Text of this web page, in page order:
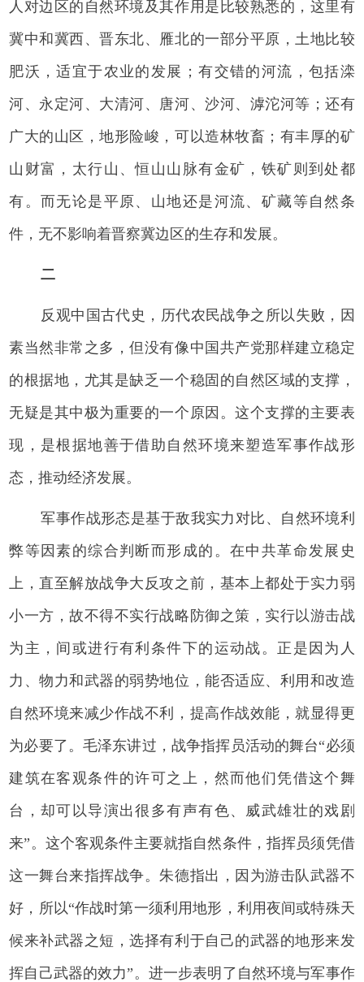
人对边区的自然环境及其作用是比较熟悉的，这里有
冀中和冀西、晋东北、雁北的一部分平原，土地比较
肥沃，适宜于农业的发展；有交错的河流，包括滦
河、永定河、大清河、唐河、沙河、滹沱河等；还有
广大的山区，地形险峻，可以造林牧畜；有丰厚的矿
山财富，太行山、恒山山脉有金矿，铁矿则到处都
有。而无论是平原、山地还是河流、矿藏等自然条
件，无不影响着晋察冀边区的生存和发展。
二
反观中国古代史，历代农民战争之所以失败，因
素当然非常之多，但没有像中国共产党那样建立稳定
的根据地，尤其是缺乏一个稳固的自然区域的支撑，
无疑是其中极为重要的一个原因。这个支撑的主要表
现，是根据地善于借助自然环境来塑造军事作战形
态，推动经济发展。
军事作战形态是基于敌我实力对比、自然环境利
弊等因素的综合判断而形成的。在中共革命发展史
上，直至解放战争大反攻之前，基本上都处于实力弱
小一方，故不得不实行战略防御之策，实行以游击战
为主，间或进行有利条件下的运动战。正是因为人
力、物力和武器的弱势地位，能否适应、利用和改造
自然环境来减少作战不利，提高作战效能，就显得更
为必要了。毛泽东讲过，战争指挥员活动的舞台“必须
建筑在客观条件的许可之上，然而他们凭借这个舞
台，却可以导演出很多有声有色、威武雄壮的戏剧
来”。这个客观条件主要就指自然条件，指挥员须凭借
这一舞台来指挥战争。朱德指出，因为游击队武器不
好，所以“作战时第一须利用地形，利用夜间或特殊天
候来补武器之短，选择有利于自己的武器的地形来发
挥自己武器的效力”。进一步表明了自然环境与军事作